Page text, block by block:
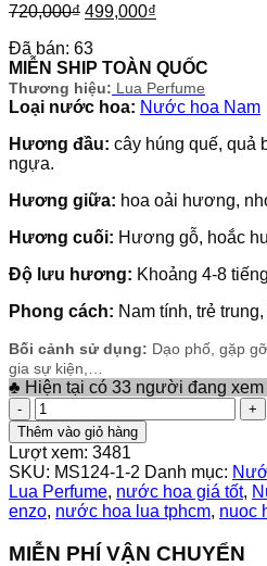
720,000₫ Giá
là:
720,000₫.
499,000₫
là:
499,000₫.
Đã bán: 63
MIỄN SHIP TOÀN QUỐC
Thương hiệu: Lua Perfume
Loại nước hoa: Nước hoa Nam
Hương đầu: cây húng quế, quả
ngựa.
Hương giữa: hoa oải hương,
Hương cuối: Hương gỗ, hoắc
Độ lưu hương: Khoảng 4-8
Phong cách: Nam tính, trẻ
Bối cảnh sử dụng: Dạo phố, gặp
gia sự kiện,…
♣ Hiện tại có 33 người đang xem
Nước
Hoa
Nam
Lua
Enzo
100ml
số
lượng
Thêm vào giỏ hàng
Lượt xem: 3481
SKU: MS124-1-2 Danh mục:
Lua Perfume, nước hoa giá tốt,
enzo, nước hoa lua tphcm, nuoc
MIỄN PHÍ VẬN CHUYỂN